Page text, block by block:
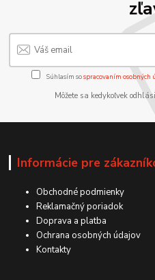
Súhlasím sospracovaním osobných
Môžete sa kedykoľvek
Informácie pre
Obchodné podmienky
Reklamačný poriadok
Doprava a platba
Ochrana osobných údajov
Kontakty